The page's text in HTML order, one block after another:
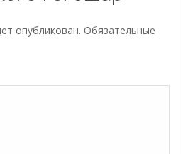
опубликован. Обязательные